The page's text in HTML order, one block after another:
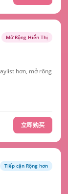
Mở Rộng Hiển Thị
hơn, mở rộng
立即购买
Tiếp cận Rộng hơn